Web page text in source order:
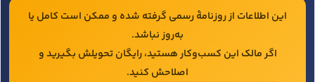
این اطلاعات از روزنامهٔ رسمی گرفته شده و ممکن است کامل یا
به‌روز نباشد.
اگر مالک این کسب‌وکار هستید، رایگان تحویلش بگیرید و
اصلاحش کنید.